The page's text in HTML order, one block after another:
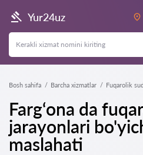
Yur24uz
Bosh sahifa Barcha xizmatlar Fuqarolik
Farg‘ona da
jarayonlari
maslahati